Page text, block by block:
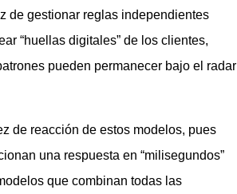
de gestionar reglas independientes
“huellas digitales” de los clientes,
pueden permanecer bajo el radar
de reacción de estos modelos, pues
una respuesta en “milisegundos”
que combinan todas las